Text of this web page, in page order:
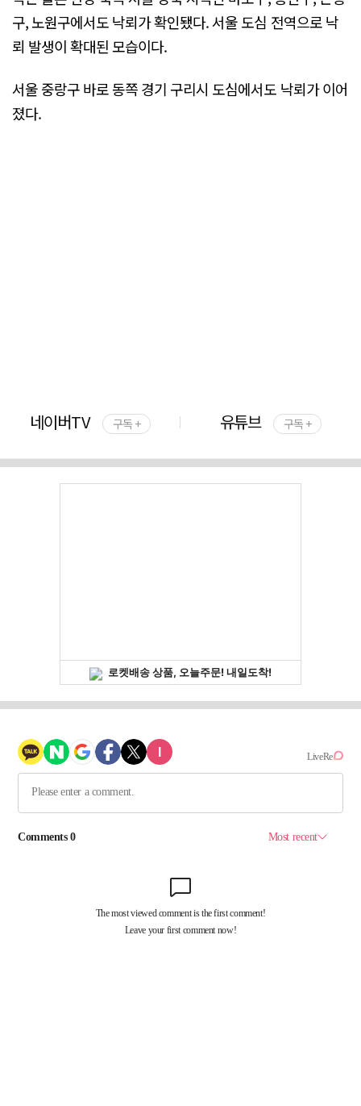
구, 노원구에서도 낙뢰가 확인됐다. 서울 도심 전역으로 낙
뢰 발생이 확대된 모습이다.
서울 중랑구 바로 동쪽 경기 구리시 도심에서도 낙뢰가 이어
졌다.
네이버TV 구독 + 유튜브 구독 +